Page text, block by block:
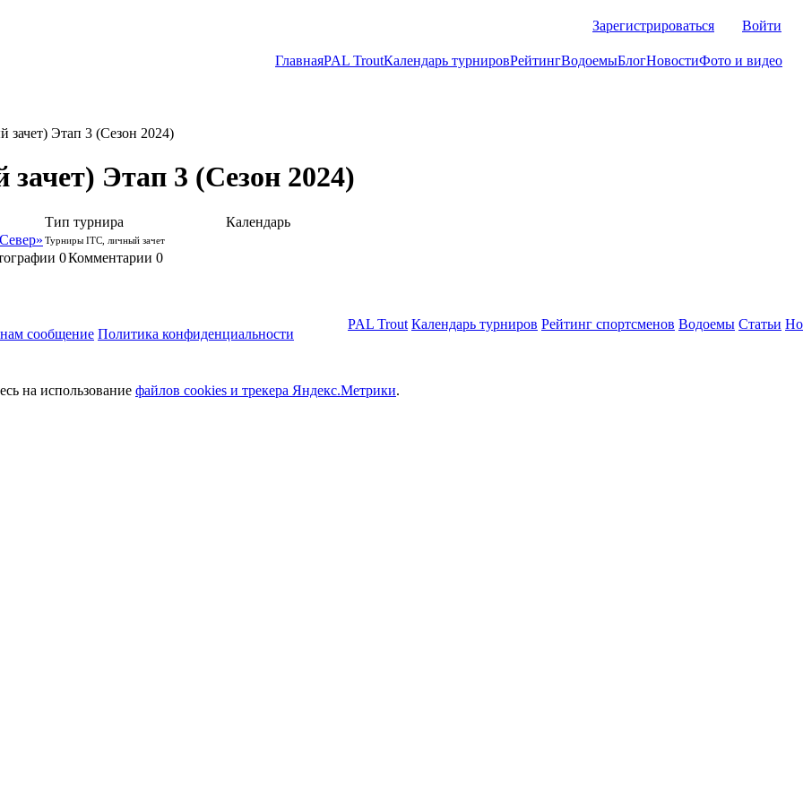
Зарегистрироваться Войти
ГлавнаяPAL TroutКалендарь турнировРейтингВодоемыБлогНовостиФото и видео
Этап 3 (Сезон 2024)
Этап 3 (Сезон 2024)
Тип турнира
Календарь
Турниры ITC, личный зачет
0Комментарии 0
сообщение Политика конфиденциальности
PAL Trout Календарь турниров Рейтинг спортсменов Водоемы Статьи
на использование файлов cookies и трекера Яндекс.Метрики.